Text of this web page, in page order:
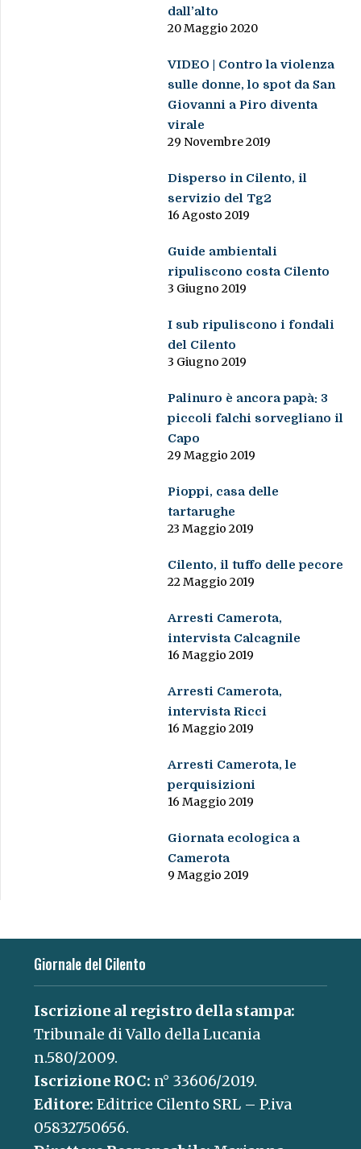
dall’alto
20 Maggio 2020
VIDEO | Contro la violenza
sulle donne, lo spot da San
Giovanni a Piro diventa
virale
29 Novembre 2019
Disperso in Cilento, il
servizio del Tg2
16 Agosto 2019
Guide ambientali
ripuliscono costa Cilento
3 Giugno 2019
I sub ripuliscono i fondali
del Cilento
3 Giugno 2019
Palinuro è ancora papà: 3
piccoli falchi sorvegliano il
Capo
29 Maggio 2019
Pioppi, casa delle
tartarughe
23 Maggio 2019
Cilento, il tuffo delle pecore
22 Maggio 2019
Arresti Camerota,
intervista Calcagnile
16 Maggio 2019
Arresti Camerota,
intervista Ricci
16 Maggio 2019
Arresti Camerota, le
perquisizioni
16 Maggio 2019
Giornata ecologica a
Camerota
9 Maggio 2019
Giornale del Cilento
Iscrizione al registro della stampa:
Tribunale di Vallo della Lucania
n.580/2009.
Iscrizione ROC: n° 33606/2019.
Editore: Editrice Cilento SRL – P.iva
05832750656.